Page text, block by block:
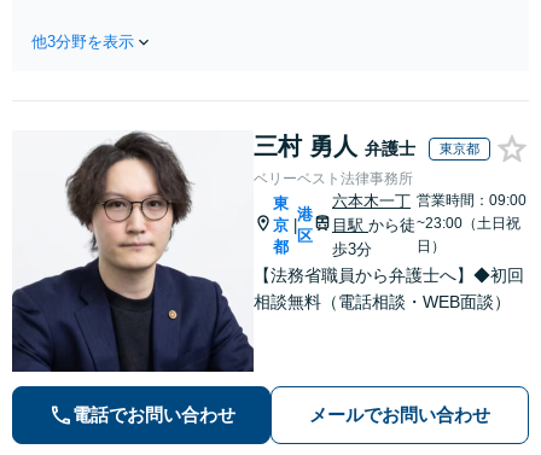
スを目指しております。
他3分野を表示
三村 勇人 弁護士 東京都
ベリーベスト法律事務所
東
京
都
港
区
六本木一丁
目駅 から徒
歩3分
営業時間：09:00
~23:00（土日祝
日）
【法務省職員から弁護士へ】◆初回
相談無料（電話相談・WEB面談）
電話でお問い合わせ メールでお問い合わせ